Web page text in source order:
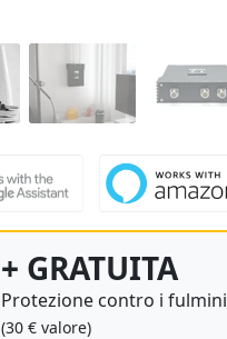
+ GRATUITA
Protezione contro i fulmini
(30 € valore)